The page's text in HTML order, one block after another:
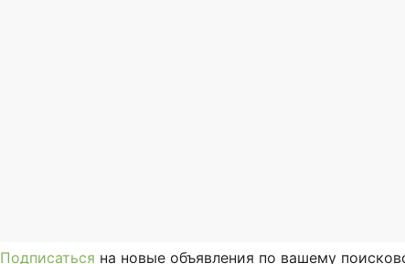
Подписаться на новые объявления по вашему